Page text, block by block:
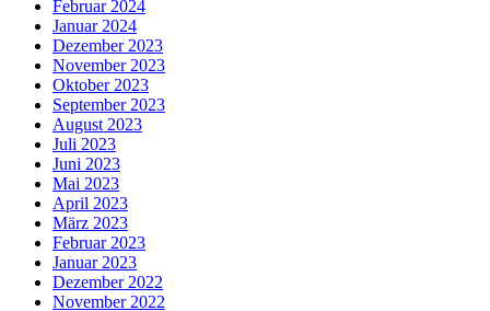
Februar 2024
Januar 2024
Dezember 2023
November 2023
Oktober 2023
September 2023
August 2023
Juli 2023
Juni 2023
Mai 2023
April 2023
März 2023
Februar 2023
Januar 2023
Dezember 2022
November 2022